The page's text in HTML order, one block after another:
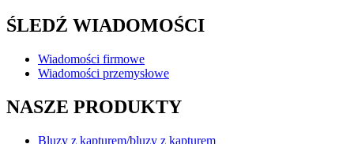
ŚLEDŹ WIADOMOŚCI
Wiadomości firmowe
Wiadomości przemysłowe
NASZE PRODUKTY
Bluzy z kapturem/bluzy z kapturem